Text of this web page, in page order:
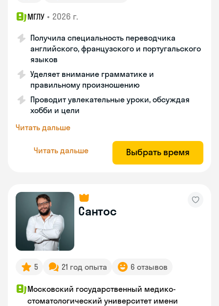
МГЛУ • 2026 г.
Получила специальность переводчика
английского, французского и португальского
языков
Уделяет внимание грамматике и
правильному произношению
Проводит увлекательные уроки, обсуждая
хобби и цели
Читать дальше
Читать дальше Выбрать время
Сантос
5 21 год опыта 6 отзывов
Московский государственный медико-
стоматологический университет имени